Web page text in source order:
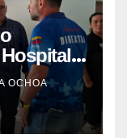
Vegas
OCHOA